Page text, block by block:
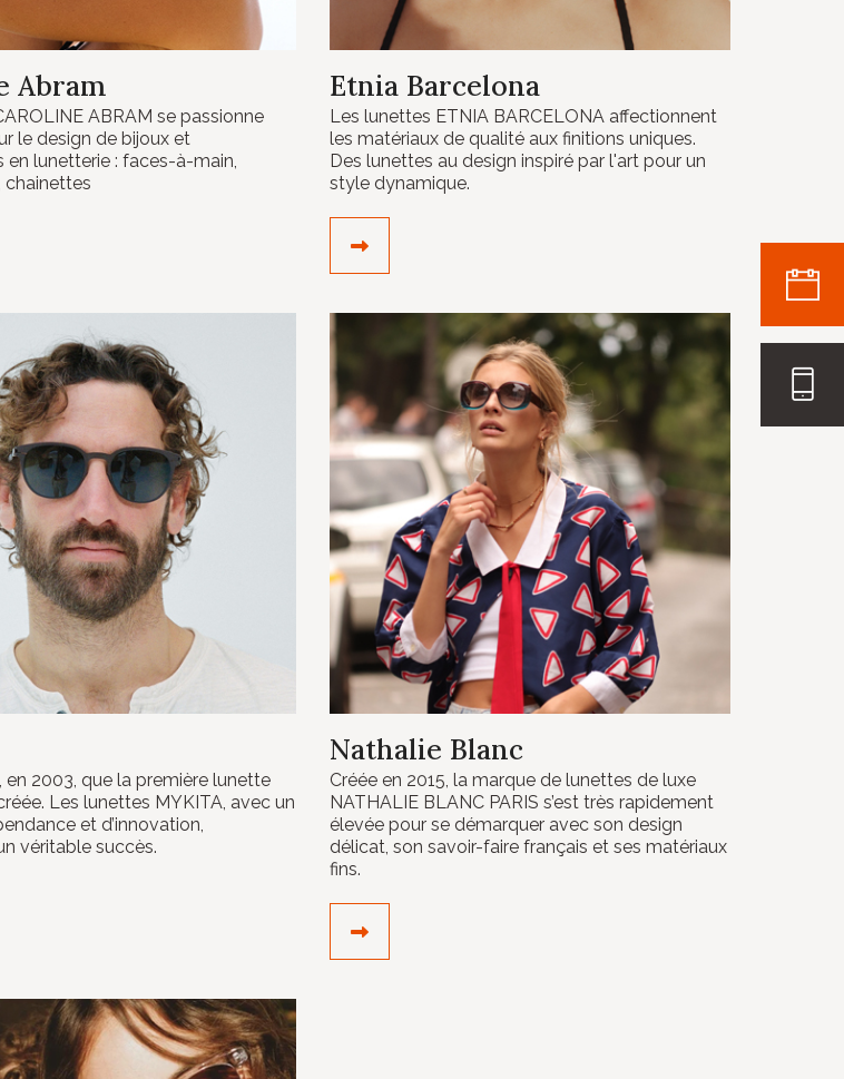
Abram
ABRAM se passionne
le design de bijoux et
en lunetterie : faces-à-main,
chainettes
Etnia Barcelona
Les lunettes ETNIA BARCELONA affectionnent
les matériaux de qualité aux finitions uniques.
Des lunettes au design inspiré par l'art pour un
style dynamique.
en 2003, que la première lunette
Les lunettes MYKITA, avec un
et d’innovation,
véritable succès.
Nathalie Blanc
Créée en 2015, la marque de lunettes de luxe
NATHALIE BLANC PARIS s’est très rapidement
élevée pour se démarquer avec son design
délicat, son savoir-faire français et ses matériaux
fins.